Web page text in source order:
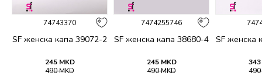
74743370
SF женска капа 39072-2
245 MKD
490MKD
7474255746
SF женска капа 38680-4
245 MKD
490MKD
SF женска
343
490